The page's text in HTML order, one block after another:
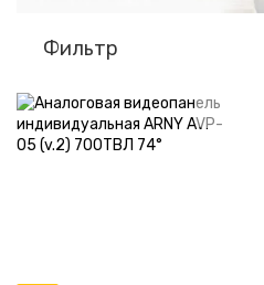
Фильтр